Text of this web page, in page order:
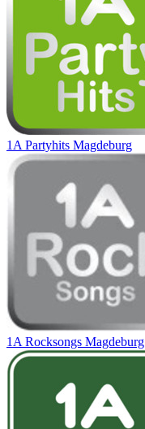
1A Partyhits Magdeburg
1A Rocksongs Magdeburg